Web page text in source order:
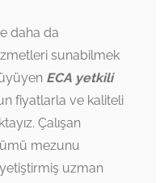
daha da
sunabilmek
ECA yetkili
fiyatlarla ve kaliteli
Çalışan
mezunu
yetiştirmiş uzman